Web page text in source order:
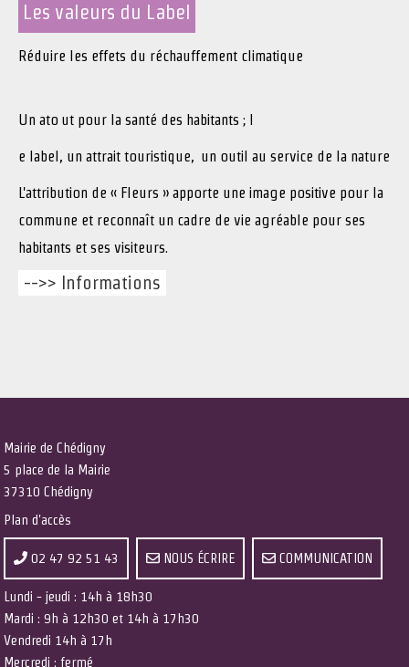
Les valeurs du Label
Réduire les effets du réchauffement climatique
Un ato ut pour la santé des habitants ; l
e label, un attrait touristique, un outil au service de la nature
L'attribution de « Fleurs » apporte une image positive pour la
commune et reconnaît un cadre de vie agréable pour ses
habitants et ses visiteurs.
-->> Informations
Mairie de Chédigny
5 place de la Mairie
37310 Chédigny
Plan d'accès
02 47 92 51 43 NOUS ÉCRIRE COMMUNICATION
Lundi - jeudi : 14h à 18h30
Mardi : 9h à 12h30 et 14h à 17h30
Vendredi 14h à 17h
Mercredi : fermé